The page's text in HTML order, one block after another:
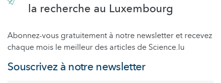
la recherche au Luxembourg
Abonnez-vous gratuitement à notre newsletter et recevez
chaque mois le meilleur des articles de Science.lu
Souscrivez à notre newsletter